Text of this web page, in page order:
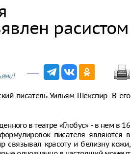
расистом
писатель Уильям Шекспир. В его
в театре «Глобус» - в нем в 16
писателя являются в
связывал красоту и белизну кожи,